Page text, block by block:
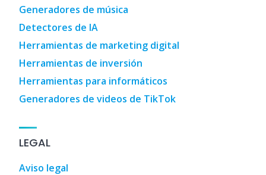
Generadores de música
Detectores de IA
Herramientas de marketing digital
Herramientas de inversión
Herramientas para informáticos
Generadores de videos de TikTok
LEGAL
Aviso legal